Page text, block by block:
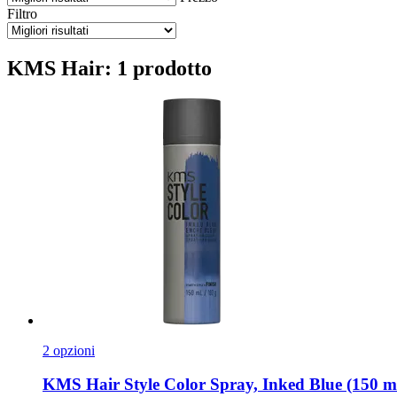
Filtro
KMS Hair: 1 prodotto
2 opzioni
KMS Hair Style Color Spray, Inked Blue (150